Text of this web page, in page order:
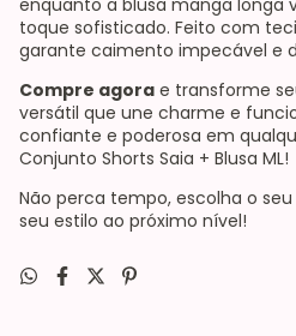
enquanto a blusa manga longa
toque sofisticado. Feito com
garante caimento impecável e
Compre agora e transforme
versátil que une charme e
confiante e poderosa em
Conjunto Shorts Saia + Blusa ML!
Não perca tempo, escolha o
seu estilo ao próximo nível!